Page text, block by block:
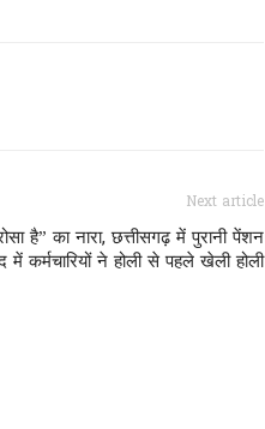
Next article
है” का नारा, छत्तीसगढ़ में पुरानी पेंशन
में कर्मचारियों ने होली से पहले खेली होली